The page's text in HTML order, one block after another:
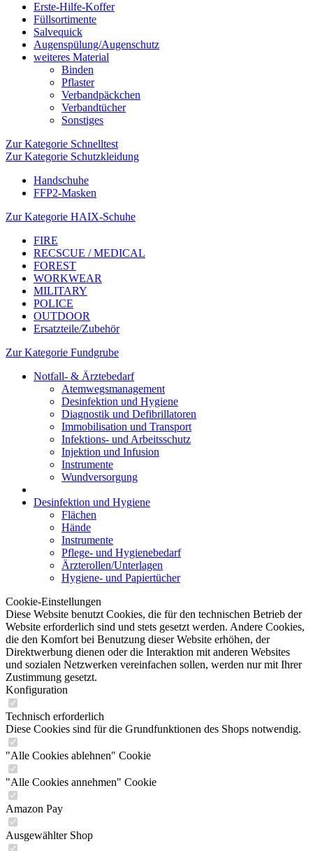
Erste-Hilfe-Koffer
Füllsortimente
Salvequick
Augenspülung/Augenschutz
weiteres Material
Binden
Pflaster
Verbandpäckchen
Verbandtücher
Sonstiges
Zur Kategorie Schnelltest
Zur Kategorie Schutzkleidung
Handschuhe
FFP2-Masken
Zur Kategorie HAIX-Schuhe
FIRE
RECSCUE / MEDICAL
FOREST
WORKWEAR
MILITARY
POLICE
OUTDOOR
Ersatzteile/Zubehör
Zur Kategorie Fundgrube
Notfall- & Ärztebedarf
Atemwegsmanagement
Desinfektion und Hygiene
Diagnostik und Defibrillatoren
Immobilisation und Transport
Infektions- und Arbeitsschutz
Injektion und Infusion
Instrumente
Wundversorgung
Desinfektion und Hygiene
Flächen
Hände
Instrumente
Pflege- und Hygienebedarf
Ärzterollen/Unterlagen
Hygiene- und Papiertücher
Cookie-Einstellungen
Diese Website benutzt Cookies, die für den technischen Betrieb der
Website erforderlich sind und stets gesetzt werden. Andere Cookies,
die den Komfort bei Benutzung dieser Website erhöhen, der
Direktwerbung dienen oder die Interaktion mit anderen Websites
und sozialen Netzwerken vereinfachen sollen, werden nur mit Ihrer
Zustimmung gesetzt.
Konfiguration
Technisch erforderlich
Diese Cookies sind für die Grundfunktionen des Shops notwendig.
"Alle Cookies ablehnen" Cookie
"Alle Cookies annehmen" Cookie
Amazon Pay
Ausgewählter Shop